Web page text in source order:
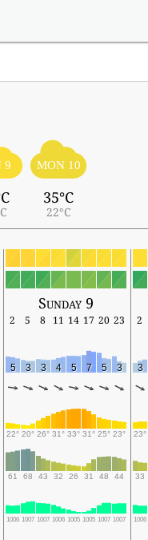
9 MON 10
35°C
22°C
Sunday 9
2 5 8 11 14 17 20 23 2
5 3 3 4 5 7 5 3 3
22° 20° 26° 31° 33° 31° 25° 23° 23°
61 68 43 32 26 31 48 44 33
1006 1007 1007 1006 1005 1005 1007 1007 1006